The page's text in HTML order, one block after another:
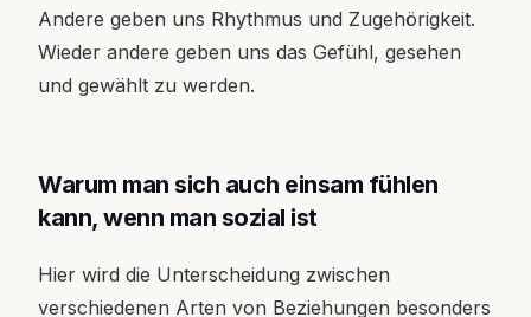
Andere geben uns Rhythmus und Zugehörigkeit.
Wieder andere geben uns das Gefühl, gesehen
und gewählt zu werden.
Warum man sich auch einsam fühlen
kann, wenn man sozial ist
Hier wird die Unterscheidung zwischen
verschiedenen Arten von Beziehungen besonders